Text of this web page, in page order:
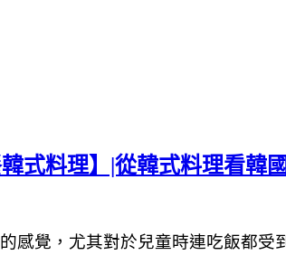
式料理】|從韓式料理看韓
感覺，尤其對於兒童時連吃飯都